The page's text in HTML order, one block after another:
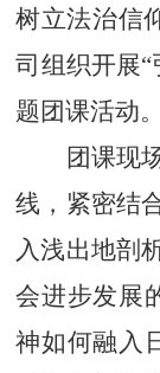
树立法治信
司组织开展
题团课活动。
团课现
线，紧密结
入浅出地剖
会进步发展
神如何融入